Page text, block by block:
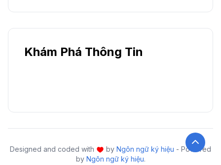
Khám Phá Thông Tin
Designed and coded with by Ngôn ngữ ký hiệu - Powered
by Ngôn ngữ ký hiệu.